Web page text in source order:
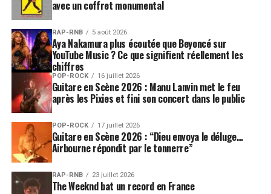
avec un coffret monumental
RAP-RNB 5 août 2026
Aya Nakamura plus écoutée que Beyoncé sur
YouTube Music ? Ce que signifient réellement les
chiffres
POP-ROCK 16 juillet 2026
Guitare en Scène 2026 : Manu Lanvin met le feu
après les Pixies et fini son concert dans le public
POP-ROCK 17 juillet 2026
Guitare en Scène 2026 : “Dieu envoya le déluge…
Airbourne répondit par le tonnerre”
RAP-RNB 23 juillet 2026
The Weeknd bat un record en France